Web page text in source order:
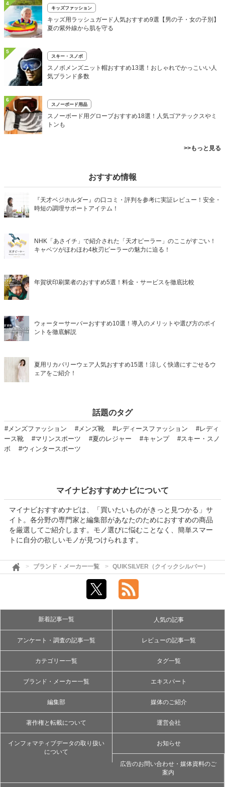
4
キッズファッション
キッズ用ラッシュガード人気おすすめ9選【男の子・女の子別】
夏の紫外線から肌を守る
5
スキー・スノボ
スノボメンズニット帽おすすめ13選！おしゃれでかっこいい人
気ブランド多数
6
スノーボード用品
スノーボード用グローブおすすめ18選！人気ゴアテックスやミ
トンも
>>もっと見る
おすすめ情報
『天才ベジホルダー』の口コミ・評判を参考に実証レビュー！安全・
時短の調理サポートアイテム！
NHK「あさイチ」で紹介された「天才ピーラー」のここがすごい！
キャベツがほわほわ4枚刃ピーラーの魅力に迫る！
年賀状印刷業者のおすすめ5選！料金・サービスを徹底比較
ウォーターサーバーおすすめ10選！導入のメリットや選び方のポイ
ントを徹底解説
夏用リカバリーウェア人気おすすめ15選！涼しく快適にすごせるウ
ェアをご紹介！
話題のタグ
#メンズファッション #メンズ靴 #レディースファッション
#レディ
ース靴
#マリンスポーツ #夏のレジャー #キャンプ
#スキー・スノ
ボ
#ウィンタースポーツ
マイナビおすすめナビについて
マイナビおすすめナビは、「買いたいものがきっと見つかる」サ
イト。各分野の専門家と編集部があなたのためにおすすめの商品
を厳選してご紹介します。モノ選びに悩むことなく、簡単スマー
トに自分の欲しいモノが見つけられます。
ブランド・メーカー一覧 QUIKSILVER（クイックシルバー）
新着記事一覧 人気の記事
アンケート・調査の記事一覧 レビューの記事一覧
カテゴリー一覧 タグ一覧
ブランド・メーカー一覧 エキスパート
編集部 媒体のご紹介
著作権と転載について 運営会社
インフォマティブデータの取り扱い
について
お知らせ
広告のお問い合わせ・媒体資料のご
案内